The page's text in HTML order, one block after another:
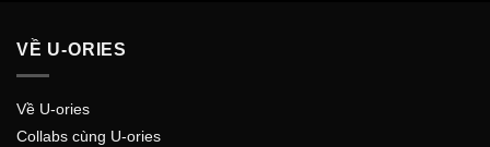
VỀ U-ORIES
Về U-ories
Collabs cùng U-ories